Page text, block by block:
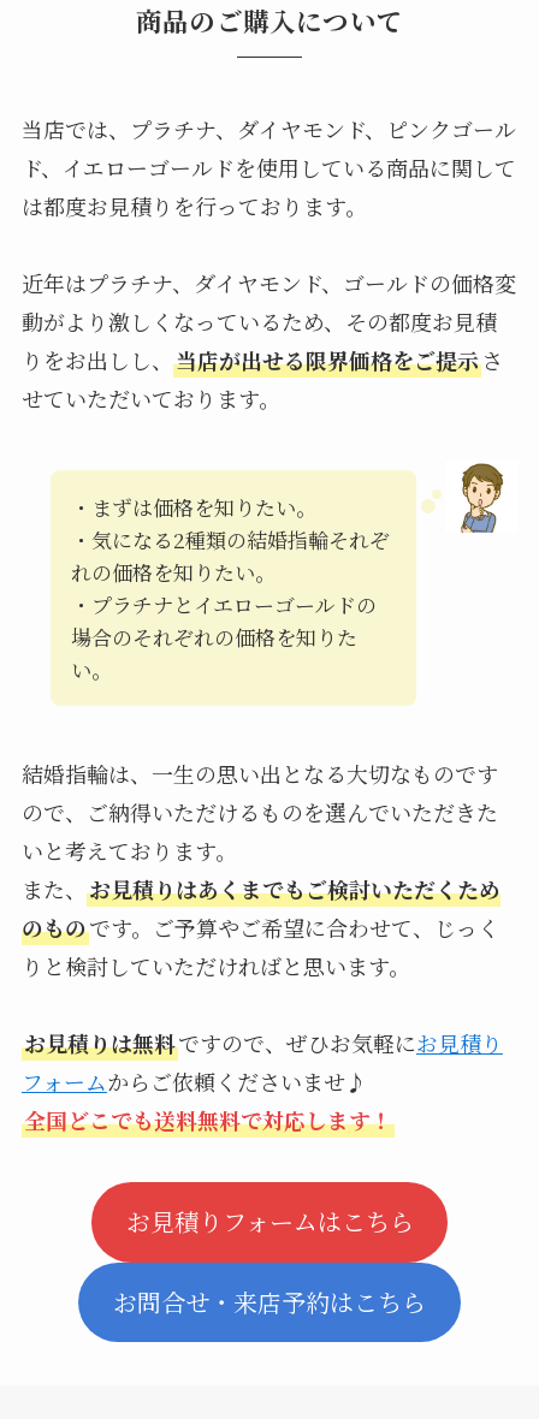
商品のご購入について
当店では、プラチナ、ダイヤモンド、ピンクゴール
ド、イエローゴールドを使用している商品に関して
は都度お見積りを行っております。
近年はプラチナ、ダイヤモンド、ゴールドの価格変
動がより激しくなっているため、その都度お見積
りをお出しし、 当店が出せる限界価格をご提示さ
せていただいております。
・まずは価格を知りたい。
・気になる2種類の結婚指輪それぞ
れの価格を知りたい。
・プラチナとイエローゴールドの
場合のそれぞれの価格を知りた
い。
結婚指輪は、一生の思い出となる大切なものです
ので、ご納得いただけるものを選んでいただきた
いと考えております。
また、 お見積りはあくまでもご検討いただくため
のものです。ご予算やご希望に合わせて、じっく
りと検討していただければと思います。
お見積りは無料ですので、ぜひお気軽にお見積り
フォームからご依頼くださいませ♪
全国どこでも送料無料で対応します！
お見積りフォームはこちら
お問合せ・来店予約はこちら